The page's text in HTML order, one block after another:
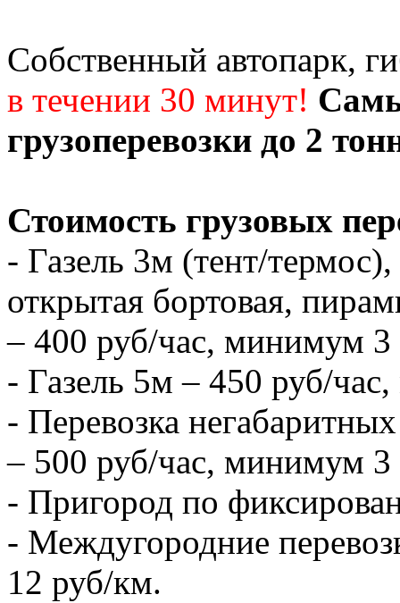
Собственный автопарк,
в течении 30 минут!
грузоперевозки до 2
Стоимость грузовых
- Газель 3м (тент/
открытая бортовая,
– 400 руб/час, минимум 3
- Газель 5м – 450 руб/
- Перевозка
– 500 руб/час, минимум 3
- Пригород по
- Междугородние
12 руб/км.